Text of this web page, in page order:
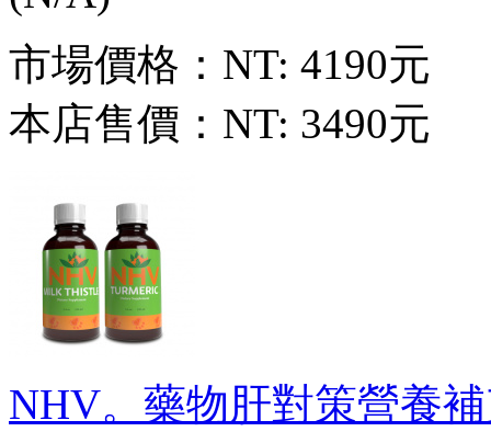
市場價格： NT: 4190元
本店售價： NT: 3490元
NHV。藥物肝對策營養